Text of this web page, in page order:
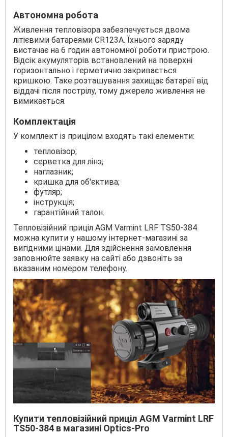
Автономна робота
Живлення тепловізора забезпечується двома
літієвими батареями CR123A. Їхнього заряду
вистачає на 6 годин автономної роботи пристрою.
Відсік акумуляторів встановлений на поверхні
горизонтально і герметично закривається
кришкою. Таке розташування захищає батареї від
віддачі після пострілу, тому джерело живлення не
вимикається.
Комплектація
У комплект із прицілом входять такі елементи:
тепловізор;
серветка для лінз;
наглазник;
кришка для об'єктива;
футляр;
інструкція;
гарантійний талон.
Тепловізійний приціл AGM Varmint LRF ТS50-384
можна купити у нашому інтернет-магазині за
вигідними цінами. Для здійснення замовлення
заповнюйте заявку на сайті або дзвоніть за
вказаним номером телефону.
Купити тепловізійний приціл AGM Varmint LRF
TS50-384 в магазині Optics-Pro